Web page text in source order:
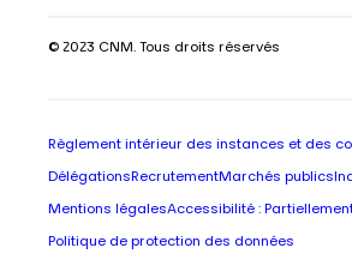
© 2023 CNM. Tous droits réservés
Règlement intérieur des instances et des
Délégations RecrutementMarchés publics
Mentions légalesAccessibilité :
Politique de protection des données